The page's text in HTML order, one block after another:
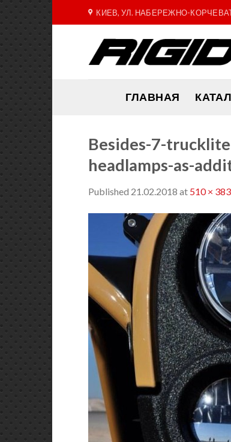
to
КИЕВ, УЛ. НАБЕРЕЖНО-
ГЛАВНАЯ
Besides-7-
headlamps-as-
Published 21.02.2018 at 510 × 383